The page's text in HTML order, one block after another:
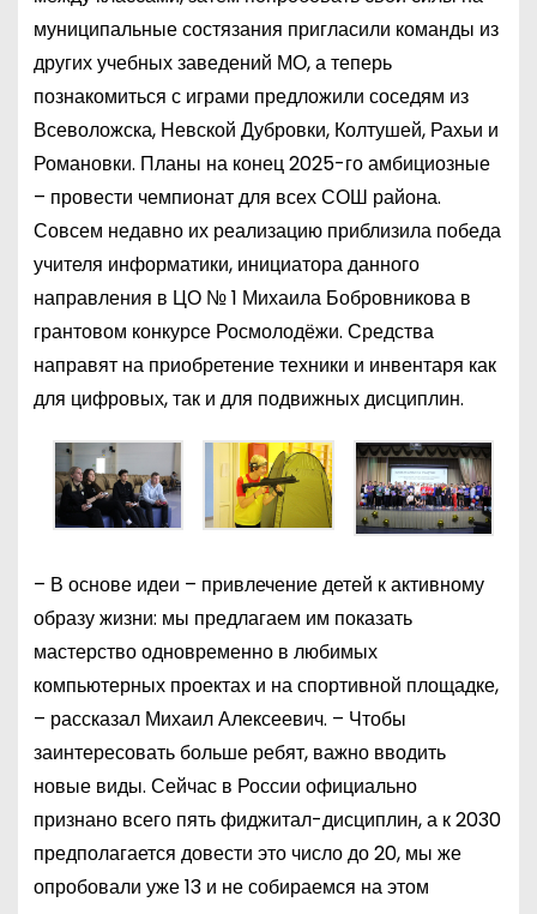
муниципальные состязания пригласили команды из
других учебных заведений МО, а теперь
познакомиться с играми предложили соседям из
Всеволожска, Невской Дубровки, Колтушей, Рахьи и
Романовки. Планы на конец 2025-го амбициозные
– провести чемпионат для всех СОШ района.
Совсем недавно их реализацию приблизила победа
учителя информатики, инициатора данного
направления в ЦО № 1 Михаила Бобровникова в
грантовом конкурсе Росмолодёжи. Средства
направят на приобретение техники и инвентаря как
для цифровых, так и для подвижных дисциплин.
– В основе идеи – привлечение детей к активному
образу жизни: мы предлагаем им показать
мастерство одновременно в любимых
компьютерных проектах и на спортивной площадке,
– рассказал Михаил Алексеевич. – Чтобы
заинтересовать больше ребят, важно вводить
новые виды. Сейчас в России официально
признано всего пять фиджитал-дисциплин, а к 2030
предполагается довести это число до 20, мы же
опробовали уже 13 и не собираемся на этом